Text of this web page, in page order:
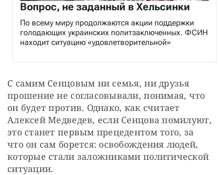
Вопрос, не заданный в Хельсинки
По всему миру продолжаются акции поддержки
голодающих украинских политзаключенных. ФСИН
находит ситуацию «удовлетворительной»
С самим Сенцовым ни семья, ни друзья
прошение не согласовывали, понимая, что
он будет против. Однако, как считает
Алексей Медведев, если Сенцова помилуют,
это станет первым прецедентом того, за
что он сам борется: освобождения людей,
которые стали заложниками политической
ситуации.